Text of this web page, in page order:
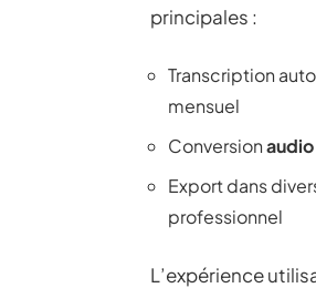
principales :
Transcription
mensuel
Conversion
Export dans
professionnel
L’expérience